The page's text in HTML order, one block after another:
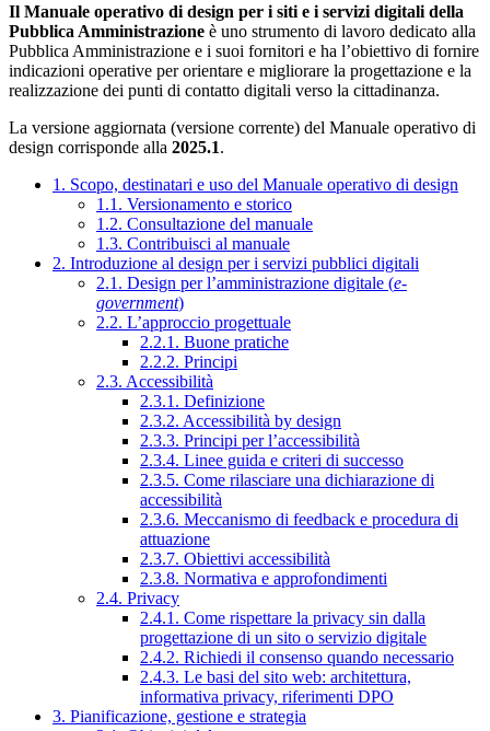
Il Manuale operativo di design per i siti e i servizi digitali della
Pubblica Amministrazione è uno strumento di lavoro dedicato alla
Pubblica Amministrazione e i suoi fornitori e ha l’obiettivo di fornire
indicazioni operative per orientare e migliorare la progettazione e la
realizzazione dei punti di contatto digitali verso la cittadinanza.
La versione aggiornata (versione corrente) del Manuale operativo di
design corrisponde alla 2025.1.
1. Scopo, destinatari e uso del Manuale operativo di design
1.1. Versionamento e storico
1.2. Consultazione del manuale
1.3. Contribuisci al manuale
2. Introduzione al design per i servizi pubblici digitali
2.1. Design per l’amministrazione digitale (e-
government)
2.2. L’approccio progettuale
2.2.1. Buone pratiche
2.2.2. Principi
2.3. Accessibilità
2.3.1. Definizione
2.3.2. Accessibilità by design
2.3.3. Principi per l’accessibilità
2.3.4. Linee guida e criteri di successo
2.3.5. Come rilasciare una dichiarazione di
accessibilità
2.3.6. Meccanismo di feedback e procedura di
attuazione
2.3.7. Obiettivi accessibilità
2.3.8. Normativa e approfondimenti
2.4. Privacy
2.4.1. Come rispettare la privacy sin dalla
progettazione di un sito o servizio digitale
2.4.2. Richiedi il consenso quando necessario
2.4.3. Le basi del sito web: architettura,
informativa privacy, riferimenti DPO
3. Pianificazione, gestione e strategia